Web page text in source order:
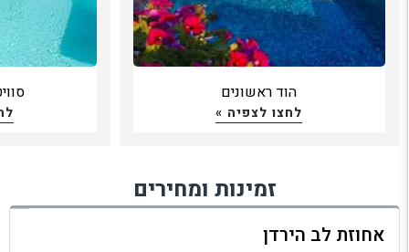
הוד ראשונים
לחצו לצפיה »
זמינות ומחירים
אחוזת לב הירדן